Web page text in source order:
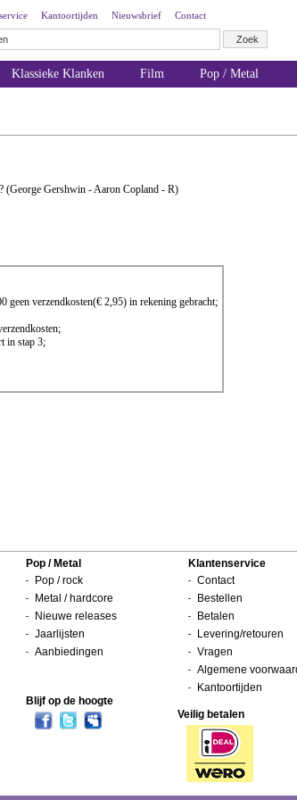
Kantoortijden Nieuwsbrief Contact
Klassieke Klanken Film Pop / Metal
(George Gershwin - Aaron Copland - R)
geen verzendkosten(€ 2,95) in rekening gebracht;
in stap 3;
Pop / Metal
Pop / rock
Metal / hardcore
Nieuwe releases
Jaarlijsten
Aanbiedingen
Klantenservice
Contact
Bestellen
Betalen
Levering/retouren
Vragen
Algemene
Kantoortijden
Blijf op de hoogte
Veilig betalen